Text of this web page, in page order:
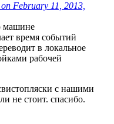
February 11, 2013,
машине
время событий
в локальное
рабочей
с нашими
не стоит. спасибо.